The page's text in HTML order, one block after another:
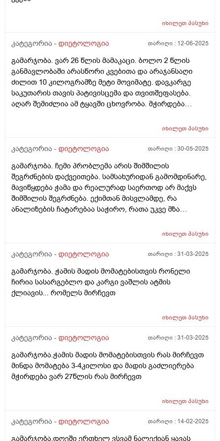
საათით. კუჭში 2-3 დღეში 1ხელ გავდივარ სულ, მაგრამ
ეს რაღაცა ახლა დამემართა. რამოდენიმე თვეა. კუჭში
არასდროს.
იხილეთპასუხი
კატეგორია - დიეტოლოგია თარიღი : 12-06-2025
გამარჯობა. ვარ 26 წლის მამაკაცი. ბოლო 2 წლის
განმავლობაში არასწორი კვებითა და არაჯანსაღი
ძილით 10 კილოგრამზე მეტი მოვიმატე. დავკარგე
საკუთარის თავის პატივისცემა და თვითშეფასება.
აღარ შემიძლია ამ ტყავში ცხოვრობა. მჭირდება
სხვა ფაქტორებსე დაყრდნობით - ყველაფერს ჯანსაღი
ეს 10 კილოგრამი და ცზიმის პროცენტულობა
დამიწერს კვებას და ა.შ დავუსვამ კითხვებს და
შემამეცნებს კიდეც. აქედან გამომდინა, ვინ არის ჩემი
ექიმი? ვერ გავერკვიე. დიეტოლოგი, ნუტრიციოლოგი
თუ ენდოკრინოლოგი? ვისთან ჩავეწერო და ვის
მირჩევდით? მადლობა.
იხილეთპასუხი
კატეგორია - დიეტოლოგია თარიღი :30-05-2025
გამარჯობა. ჩემი პრობლემა არის შიმშილის
შეგრძნების დაქვეითება. სამსახურიდან გამომდინარე,
მავიწყდება ჭამა და რეალურად საერთოდ არ მაქვს
შიმშილის შეგრძნება. ექიმთან მისვლამდე, რა
ანალიზების ჩატარებაა საჭირო, რათა უკვე მზა
იხილეთპასუხი
კატეგორია - დიეტოლოგია თარიღი :31-03-2025
გამარჯობა. ჭამის მადის მომატებისთვის რონელი
ჩირია სასარგებლო და კარგი ვაშლის ატმის
ქლიავის... რომელს მირჩევთ
იხილეთპასუხი
კატეგორია - დიეტოლოგია თარიღი :31-03-2025
გამარჯობა.ჭამის მადის მომატებისთვის რას მირჩევთ
მინდა მომატება 3-4კილოსი და მადის გაძლიერება
მჭირდება ვარ 27წლის რას მირჩევთ
იხილეთპასუხი
კატეგორია - დიეტოლოგია თარიღი : 14-02-2025
გამარჯობა.დღეში ერთხელ ვსვამ ნალექიან ყავას